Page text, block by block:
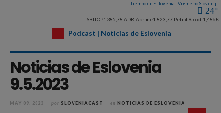
Tiempo en Eslovenia | Vreme po Sloveniji
24°
SBITOP1.385,78 ADRIAprime1.823,77 Petrol 95 oct. 1,486€
Podcast | Noticias de Eslovenia
Noticias de Eslovenia
9.5.2023
MAY 09, 2023 por SLOVENIACAST en NOTICIAS DE ESLOVENIA